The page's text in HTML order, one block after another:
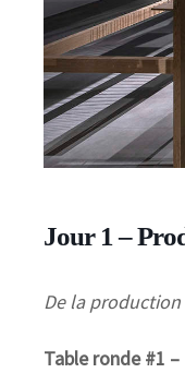
Jour 1 –
De la
Table ronde #1